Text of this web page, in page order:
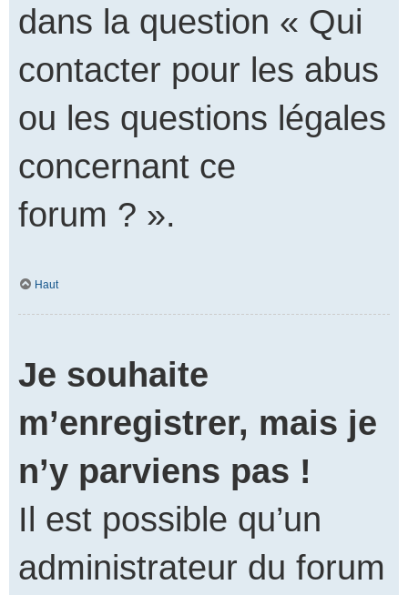
dans la question « Qui
contacter pour les abus
ou les questions légales
concernant ce
forum ? ».
Haut
Je souhaite
m’enregistrer, mais je
n’y parviens pas !
Il est possible qu’un
administrateur du forum